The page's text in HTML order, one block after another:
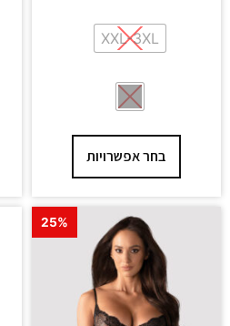
XXL-3XL
בחר אפשרויות
25%